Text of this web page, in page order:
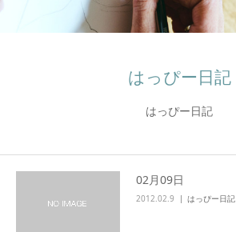
はっぴー日記
はっぴー日記
02月09日
2012.02.9 はっぴー日記
アクセス